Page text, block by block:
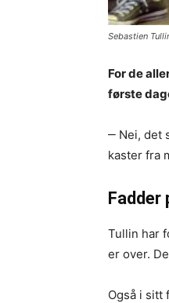
Sebastien
For de
første
‒ Nei, det
kaster fra
Fadder
Tullin har
er over.
Også i sitt